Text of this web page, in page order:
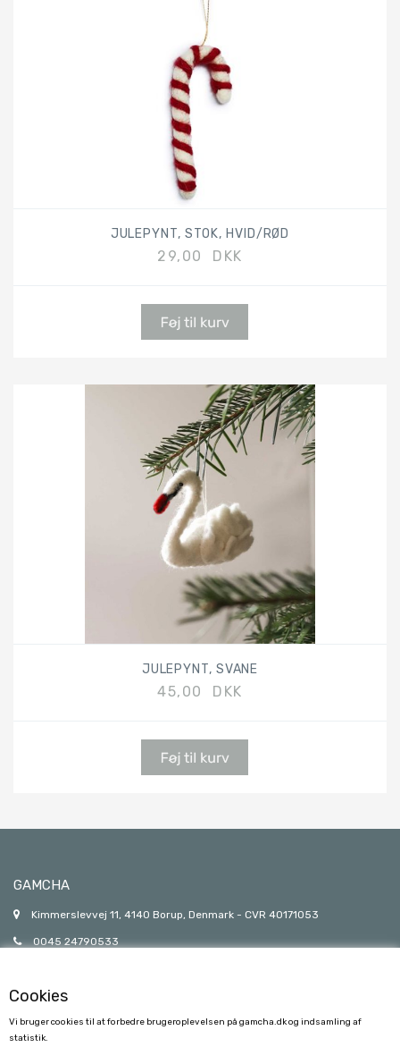
Cookies
Vi bruger cookies til at forbedre brugeroplevelsen på gamcha.dk og indsamling af
statistik.
JULEPYNT, STOK, HVID/RØD
29,00 DKK
JULEPYNT, SVANE
45,00 DKK
GAMCHA
Kimmerslevvej 11, 4140 Borup, Denmark - CVR 40171053
0045 24790533